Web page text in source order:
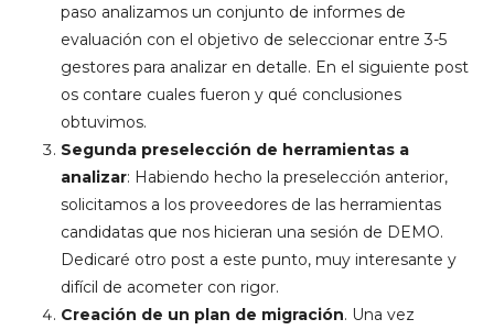
paso analizamos un conjunto de informes de
evaluación con el objetivo de seleccionar entre 3-5
gestores para analizar en detalle. En el siguiente post
os contare cuales fueron y qué conclusiones
obtuvimos.
Segunda preselección de herramientas a
analizar: Habiendo hecho la preselección anterior,
solicitamos a los proveedores de las herramientas
candidatas que nos hicieran una sesión de DEMO.
Dedicaré otro post a este punto, muy interesante y
difícil de acometer con rigor.
Creación de un plan de migración. Una vez